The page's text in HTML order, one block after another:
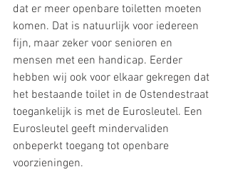
dat er meer openbare toiletten moeten
komen. Dat is natuurlijk voor iedereen
fijn, maar zeker voor senioren en
mensen met een handicap. Eerder
hebben wij ook voor elkaar gekregen dat
het bestaande toilet in de Ostendestraat
toegankelijk is met de Eurosleutel. Een
Eurosleutel geeft mindervaliden
onbeperkt toegang tot openbare
voorzieningen.